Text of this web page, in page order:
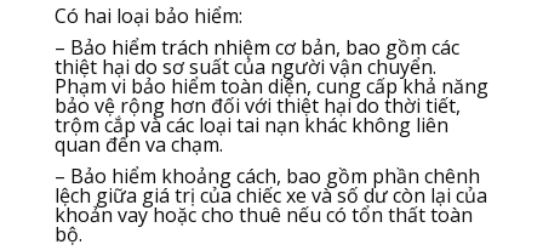
Có hai loại bảo hiểm:
– Bảo hiểm trách nhiệm cơ bản, bao gồm các
thiệt hại do sơ suất của người vận chuyển.
Phạm vi bảo hiểm toàn diện, cung cấp khả năng
bảo vệ rộng hơn đối với thiệt hại do thời tiết,
trộm cắp và các loại tai nạn khác không liên
quan đến va chạm.
– Bảo hiểm khoảng cách, bao gồm phần chênh
lệch giữa giá trị của chiếc xe và số dư còn lại của
khoản vay hoặc cho thuê nếu có tổn thất toàn
bộ.